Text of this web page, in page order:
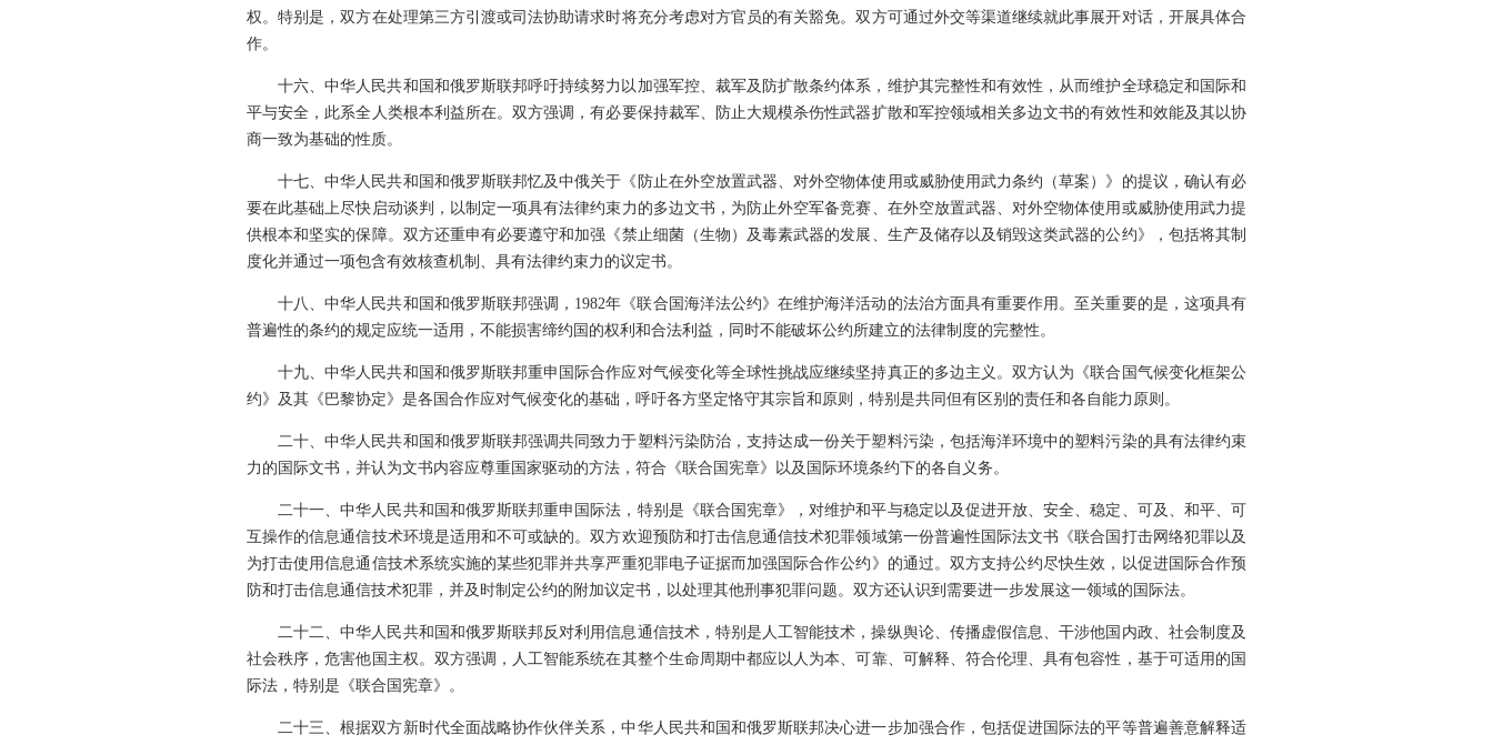
权。特别是，双方在处理第三方引渡或司法协助请求时将充分考虑对方官员的有关豁免。双方可通过外交等渠道继续就此事展开对话，开展具体合
作。
十六、中华人民共和国和俄罗斯联邦呼吁持续努力以加强军控、裁军及防扩散条约体系，维护其完整性和有效性，从而维护全球稳定和国际和
平与安全，此系全人类根本利益所在。双方强调，有必要保持裁军、防止大规模杀伤性武器扩散和军控领域相关多边文书的有效性和效能及其以协
商一致为基础的性质。
十七、中华人民共和国和俄罗斯联邦忆及中俄关于《防止在外空放置武器、对外空物体使用或威胁使用武力条约（草案）》的提议，确认有必
要在此基础上尽快启动谈判，以制定一项具有法律约束力的多边文书，为防止外空军备竞赛、在外空放置武器、对外空物体使用或威胁使用武力提
供根本和坚实的保障。双方还重申有必要遵守和加强《禁止细菌（生物）及毒素武器的发展、生产及储存以及销毁这类武器的公约》，包括将其制
度化并通过一项包含有效核查机制、具有法律约束力的议定书。
十八、中华人民共和国和俄罗斯联邦强调，1982年《联合国海洋法公约》在维护海洋活动的法治方面具有重要作用。至关重要的是，这项具有
普遍性的条约的规定应统一适用，不能损害缔约国的权利和合法利益，同时不能破坏公约所建立的法律制度的完整性。
十九、中华人民共和国和俄罗斯联邦重申国际合作应对气候变化等全球性挑战应继续坚持真正的多边主义。双方认为《联合国气候变化框架公
约》及其《巴黎协定》是各国合作应对气候变化的基础，呼吁各方坚定恪守其宗旨和原则，特别是共同但有区别的责任和各自能力原则。
二十、中华人民共和国和俄罗斯联邦强调共同致力于塑料污染防治，支持达成一份关于塑料污染，包括海洋环境中的塑料污染的具有法律约束
力的国际文书，并认为文书内容应尊重国家驱动的方法，符合《联合国宪章》以及国际环境条约下的各自义务。
二十一、中华人民共和国和俄罗斯联邦重申国际法，特别是《联合国宪章》，对维护和平与稳定以及促进开放、安全、稳定、可及、和平、可
互操作的信息通信技术环境是适用和不可或缺的。双方欢迎预防和打击信息通信技术犯罪领域第一份普遍性国际法文书《联合国打击网络犯罪以及
为打击使用信息通信技术系统实施的某些犯罪并共享严重犯罪电子证据而加强国际合作公约》的通过。双方支持公约尽快生效，以促进国际合作预
防和打击信息通信技术犯罪，并及时制定公约的附加议定书，以处理其他刑事犯罪问题。双方还认识到需要进一步发展这一领域的国际法。
二十二、中华人民共和国和俄罗斯联邦反对利用信息通信技术，特别是人工智能技术，操纵舆论、传播虚假信息、干涉他国内政、社会制度及
社会秩序，危害他国主权。双方强调，人工智能系统在其整个生命周期中都应以人为本、可靠、可解释、符合伦理、具有包容性，基于可适用的国
际法，特别是《联合国宪章》。
二十三、根据双方新时代全面战略协作伙伴关系，中华人民共和国和俄罗斯联邦决心进一步加强合作，包括促进国际法的平等普遍善意解释适